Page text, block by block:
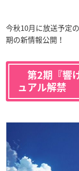
今秋10月に放送予定
期の新情報公開！
第2期『響
ュアル解禁